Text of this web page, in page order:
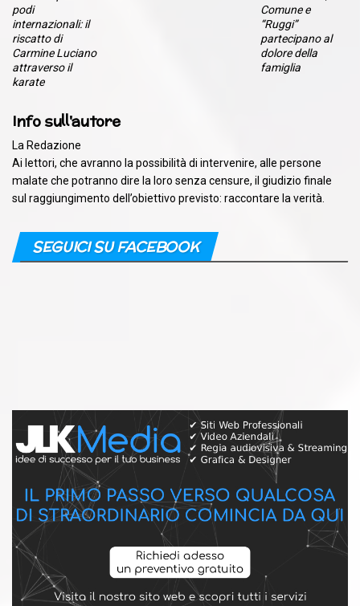
podi
internazionali: il
riscatto di
Carmine Luciano
attraverso il
karate
Comune e
“Ruggi”
partecipano al
dolore della
famiglia
Info sull'autore
La Redazione
Ai lettori, che avranno la possibilità di intervenire, alle persone
malate che potranno dire la loro senza censure, il giudizio finale
sul raggiungimento dell’obiettivo previsto: raccontare la verità.
SEGUICI SU FACEBOOK